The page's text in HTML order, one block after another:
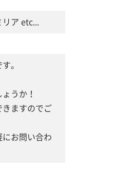
ア etc...
。
うか！
きますのでご
にお問い合わ